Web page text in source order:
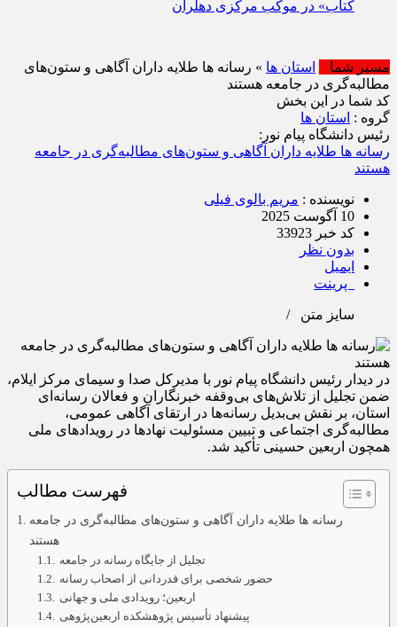
کتاب» در موکب مرکزی دهلران
مسیر شما استان ها » رسانه‌ ها طلایه‌ داران آگاهی و ستون‌های
مطالبه‌گری در جامعه هستند
کد شما در این بخش
گروه : استان ها
رئیس دانشگاه پیام نور:
رسانه‌ ها طلایه‌ داران آگاهی و ستون‌های مطالبه‌گری در جامعه
هستند
نویسنده : مریم بالوی فیلی
10 آگوست 2025
کد خبر 33923
بدون نظر
ایمیل
پرینت
سایز متن /
در دیدار رئیس دانشگاه پیام نور با مدیرکل صدا و سیمای مرکز ایلام،
ضمن تجلیل از تلاش‌های بی‌وقفه خبرنگاران و فعالان رسانه‌ای
استان، بر نقش بی‌بدیل رسانه‌ها در ارتقای آگاهی عمومی،
مطالبه‌گری اجتماعی و تبیین مسئولیت نهادها در رویدادهای ملی
همچون اربعین حسینی تأکید شد.
فهرست مطالب
رسانه‌ ها طلایه‌ داران آگاهی و ستون‌های مطالبه‌گری در جامعه
هستند
تجلیل از جایگاه رسانه در جامعه
حضور شخصی برای قدردانی از اصحاب رسانه
اربعین؛ رویدادی ملی و جهانی
پیشنهاد تأسیس پژوهشکده اربعین‌پژوهی